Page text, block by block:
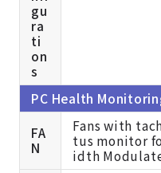
gu
ra
ti
on
s
PC Health
FA
N
Fans with
tus monitor
idth